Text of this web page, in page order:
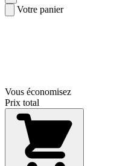
Votre panier
Vous économisez
Prix total